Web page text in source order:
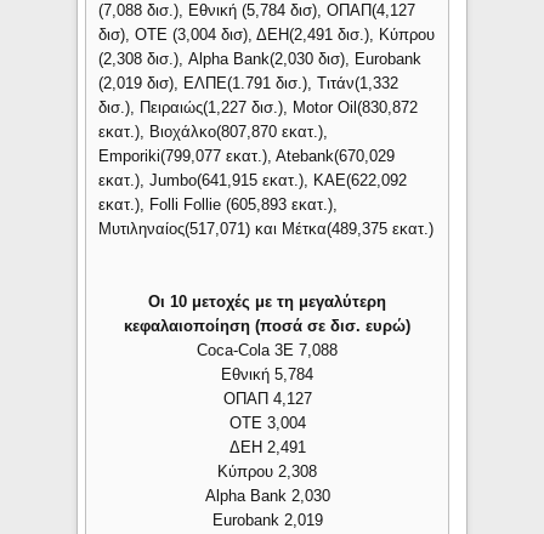
(7,088 δισ.), Εθνική (5,784 δισ), ΟΠΑΠ(4,127
δισ), ΟΤΕ (3,004 δισ), ΔΕΗ(2,491 δισ.), Κύπρου
(2,308 δισ.), Alpha Bank(2,030 δισ), Eurobank
(2,019 δισ), ΕΛΠΕ(1.791 δισ.), Τιτάν(1,332
δισ.), Πειραιώς(1,227 δισ.), Motor Oil(830,872
εκατ.), Βιοχάλκο(807,870 εκατ.),
Emporiki(799,077 εκατ.), Atebank(670,029
εκατ.), Jumbo(641,915 εκατ.), ΚΑΕ(622,092
εκατ.), Folli Follie (605,893 εκατ.),
Μυτιληναίος(517,071) και Μέτκα(489,375 εκατ.)
Οι 10 μετοχές με τη μεγαλύτερη
κεφαλαιοποίηση (ποσά σε δισ. ευρώ)
Coca-Cola 3E 7,088
Εθνική 5,784
ΟΠΑΠ 4,127
ΟΤΕ 3,004
ΔΕΗ 2,491
Κύπρου 2,308
Alpha Bank 2,030
Eurobank 2,019